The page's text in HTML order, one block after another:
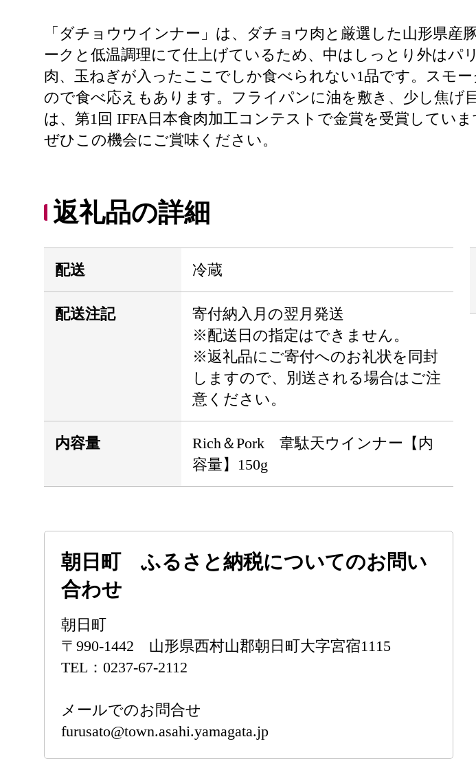
「ダチョウウインナー」は、ダチョウ肉と厳選した山形県
ークと低温調理にて仕上げているため、中はしっとり外は
肉、玉ねぎが入ったここでしか食べられない1品です。スモ
ので食べ応えもあります。フライパンに油を敷き、少し焦
は、第1回 IFFA日本食肉加工コンテストで金賞を受賞していま
ぜひこの機会にご賞味ください。
返礼品の詳細
配送 冷蔵
配送注記
寄付納入月の翌月発送
※配送日の指定はできません。
※返礼品にご寄付へのお礼状を同封
しますので、別送される場合はご注
意ください。
内容量
Rich＆Pork 韋駄天ウインナー【内
容量】150g
朝日町 ふるさと納税についてのお問い
合わせ
朝日町
〒990-1442 山形県西村山郡朝日町大字宮宿1115
TEL：0237-67-2112
メールでのお問合せ
furusato@town.asahi.yamagata.jp